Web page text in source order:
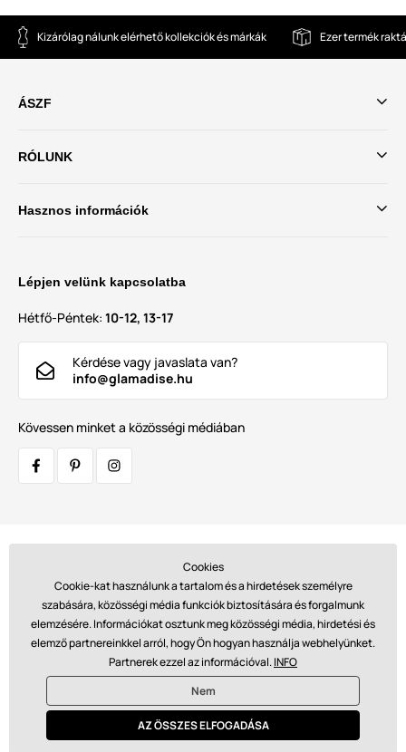
Kizárólag nálunk elérhető kollekciók és márkák Ezer termék
ÁSZF
RÓLUNK
Hasznos információk
Lépjen velünk kapcsolatba
Hétfő-Péntek: 10-12, 13-17
Kérdése vagy javaslata van?
info@glamadise.hu
Kövessen minket a közösségi médiában
Fizetések:
© 2026 www.glamadise.hu. Technikailag biztosítjaSimplia s.r.o.
€ - HU
Cookies
Cookie-kat használunk a tartalom és a hirdetések személyre
szabására, közösségi média funkciók biztosítására és forgalmunk
elemzésére. Információkat osztunk meg közösségi média, hirdetési és
elemző partnereinkkel arról, hogy Ön hogyan használja webhelyünket.
Partnerek ezzel az információval.INFO
Nem
AZ ÖSSZES ELFOGADÁSA